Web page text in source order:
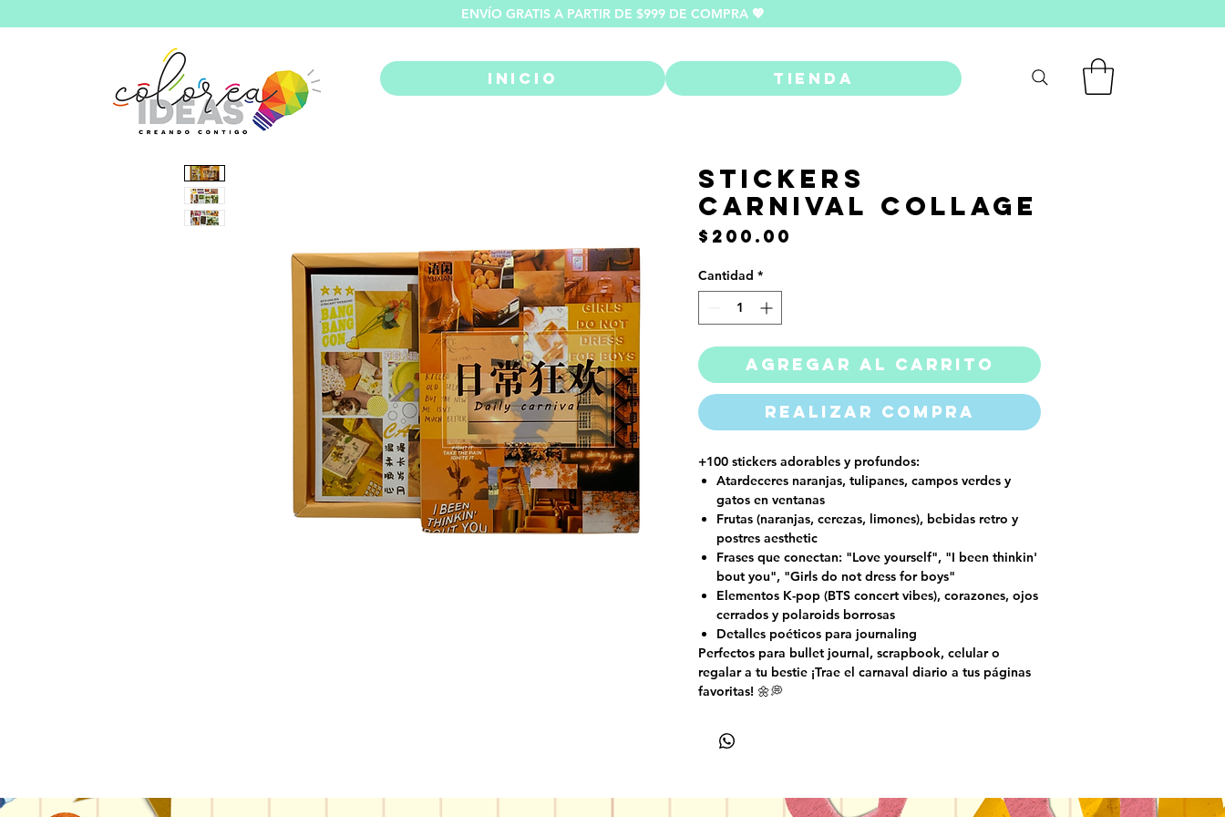
ENVÍO GRATIS A PARTIR DE $999 DE COMPRA 💖
Inicio Tienda
Stickers
Carnival Collage
$200.00
Cantidad *
Agregar al carrito
Realizar compra
+100 stickers adorables y profundos:
Atardeceres naranjas, tulipanes, campos verdes y
gatos en ventanas
Frutas (naranjas, cerezas, limones), bebidas retro y
postres aesthetic
Frases que conectan: "Love yourself", "I been thinkin'
bout you", "Girls do not dress for boys"
Elementos K-pop (BTS concert vibes), corazones, ojos
cerrados y polaroids borrosas
Detalles poéticos para journaling
Perfectos para bullet journal, scrapbook, celular o
regalar a tu bestie ¡Trae el carnaval diario a tus páginas
favoritas! 🌼💭